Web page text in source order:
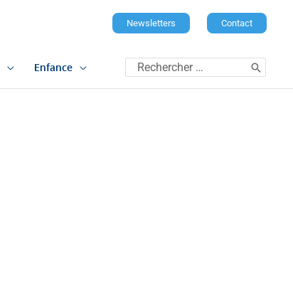
Newsletters Contact
Enfance Rechercher: